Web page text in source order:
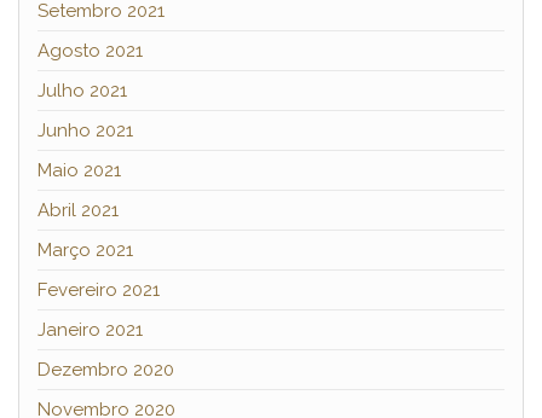
Setembro 2021
Agosto 2021
Julho 2021
Junho 2021
Maio 2021
Abril 2021
Março 2021
Fevereiro 2021
Janeiro 2021
Dezembro 2020
Novembro 2020